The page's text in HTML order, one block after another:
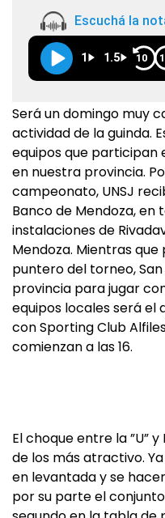
Escuchá la
1 1.5 10
Será un domingo muy
actividad de la guinda.
equipos que participan
en nuestra provincia.
campeonato, UNSJ
Banco de Mendoza, en
instalaciones de
Mendoza. Mientras
puntero del torneo,
provincia para jugar
equipos locales será el
con Sporting Club
comienzan a las 16.
El choque entre la ”U”
de los más atractivo.
en levantada y se
por su parte el